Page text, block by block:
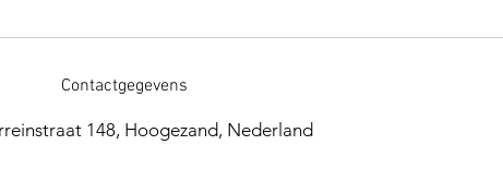
Contactgegevens
148, Hoogezand, Nederland